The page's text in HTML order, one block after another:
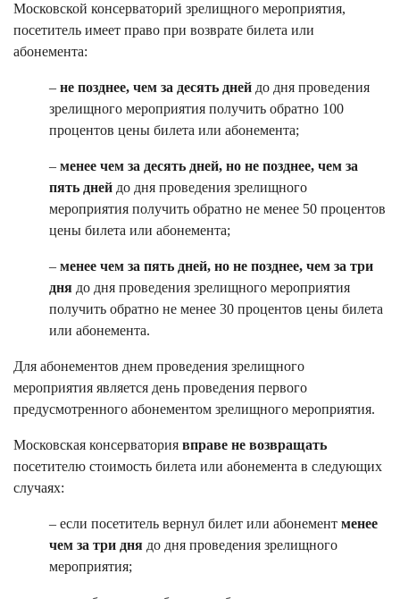
Московской консерваторий зрелищного мероприятия,
посетитель имеет право при возврате билета или
абонемента:
– не позднее, чем за десять дней до дня проведения
зрелищного мероприятия получить обратно 100
процентов цены билета или абонемента;
– менее чем за десять дней, но не позднее, чем за
пять дней до дня проведения зрелищного
мероприятия получить обратно не менее 50 процентов
цены билета или абонемента;
– менее чем за пять дней, но не позднее, чем за три
дня до дня проведения зрелищного мероприятия
получить обратно не менее 30 процентов цены билета
или абонемента.
Для абонементов днем проведения зрелищного
мероприятия является день проведения первого
предусмотренного абонементом зрелищного мероприятия.
Московская консерватория вправе не возвращать
посетителю стоимость билета или абонемента в следующих
случаях:
– если посетитель вернул билет или абонемент менее
чем за три дня до дня проведения зрелищного
мероприятия;